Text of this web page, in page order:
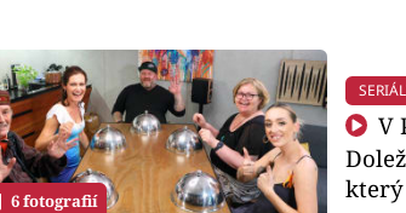
6 fotografií
V
který